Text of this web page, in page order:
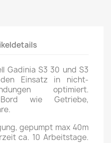
Gadinia S3 30 und S3
Einsatz in nicht-
optimiert.
wie Getriebe,
gepumpt max 40m
ca. 10 Arbeitstage.